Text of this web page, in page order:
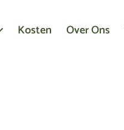
Kosten Over Ons